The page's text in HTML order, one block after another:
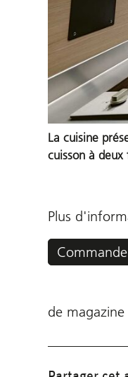
La cuisine
cuisson à
Plus
de magazine